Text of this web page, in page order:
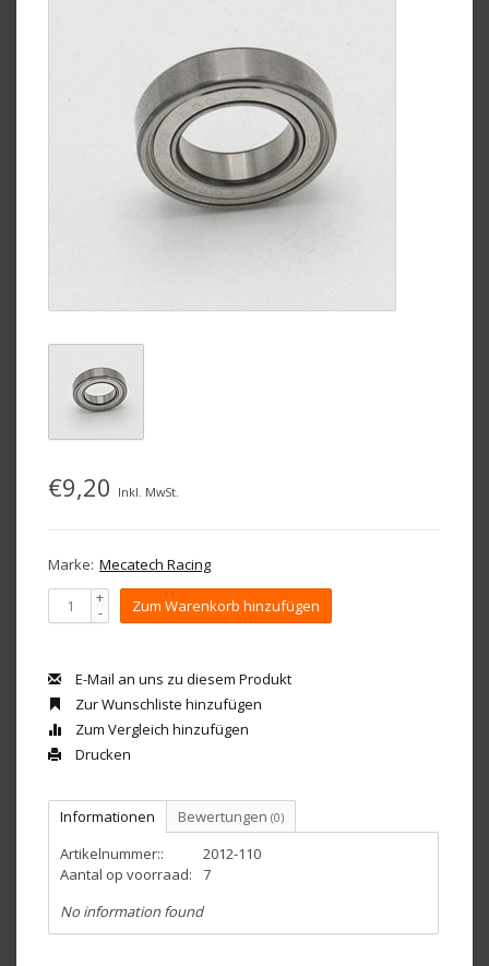
€9,20 Inkl. MwSt.
Marke: Mecatech Racing
+
- Zum Warenkorb hinzufügen
E-Mail an uns zu diesem Produkt
Zur Wunschliste hinzufügen
Zum Vergleich hinzufügen
Drucken
Informationen Bewertungen (0)
Artikelnummer::
2012-110
Aantal op voorraad:
7
No information found